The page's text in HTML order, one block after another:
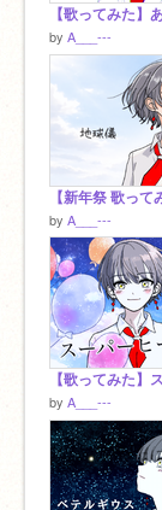
by A___---
by A___---
by A___---